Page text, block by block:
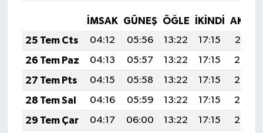
İMSAK GÜNEŞ ÖĞLE İKINDI
25 Tem Cts
04:12 05:56 13:22 17:15
20:37
26 Tem Paz
04:13 05:57 13:22 17:15
20:36
27 Tem Pts
04:15 05:58 13:22 17:15
20:36
28 Tem Sal
04:16 05:59 13:22 17:15
20:35
29 Tem Çar
04:17 06:00 13:22 17:15
20:34